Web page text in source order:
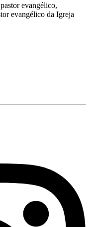
evangélico,
evangélico da Igreja